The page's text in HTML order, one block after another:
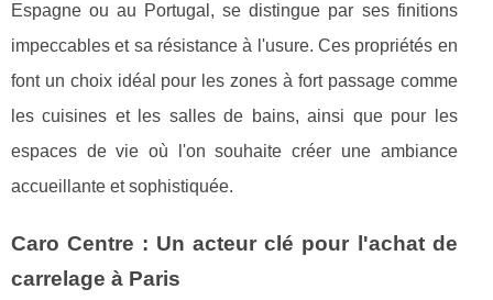
Espagne ou au Portugal, se distingue par ses finitions
impeccables et sa résistance à l'usure. Ces propriétés en
font un choix idéal pour les zones à fort passage comme
les cuisines et les salles de bains, ainsi que pour les
espaces de vie où l'on souhaite créer une ambiance
accueillante et sophistiquée.
Caro Centre : Un acteur clé pour l'achat de
carrelage à Paris